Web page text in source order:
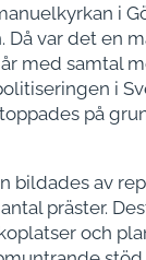
i
var det en
med samtal
i
på
bildades av
präster.
och